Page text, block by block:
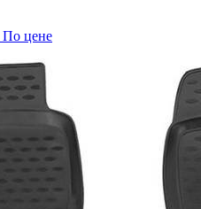
По цене